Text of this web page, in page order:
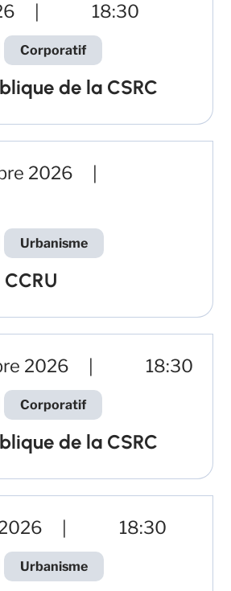
18:30
Corporatif
de la CSRC
2026
Urbanisme
2026 18:30
Corporatif
de la CSRC
18:30
Urbanisme